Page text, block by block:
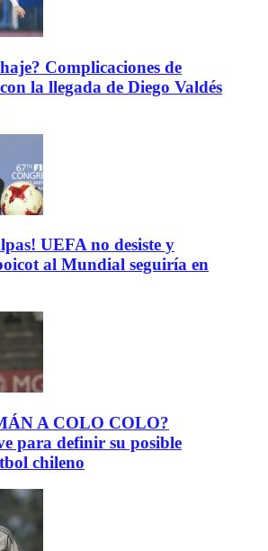
Complicaciones de
la llegada de Diego Valdés
UEFA no desiste y
al Mundial seguiría en
A COLO COLO?
para definir su posible
chileno